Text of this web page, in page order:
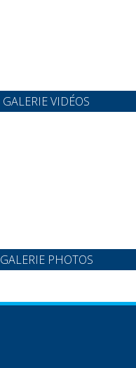
GALERIE VIDÉOS
GALERIE PHOTOS